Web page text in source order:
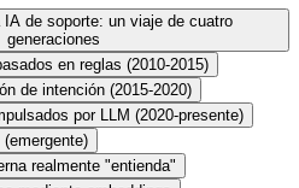
IA de soporte: un viaje de cuatro
generaciones
en reglas (2010-2015)
de intención (2015-2020)
por LLM (2020-presente)
realmente "entienda"